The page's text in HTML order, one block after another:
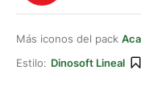
Más iconos del pack
Estilo: Dinosoft Lineal